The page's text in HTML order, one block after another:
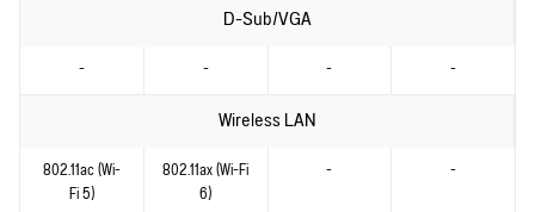
D-Sub/VGA
- - - -
Wireless LAN
802.11ac (Wi-
Fi 5)
802.11ax (Wi-Fi
6)
- -